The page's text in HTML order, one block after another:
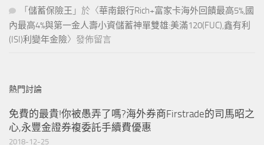
「 儲蓄保險王 」於〈華南銀行Rich+富家卡海外回饋最高5%,國
內最高4%與第一金人壽小資儲蓄神單雙雄:美滿120(FUC),鑫有利
(ISI)利變年金險〉發佈留言
熱門討論
免費的最貴!你被愚弄了嗎?海外券商Firstrade的司馬昭之
心,永豐金證券複委託手續費優惠
2018-12-25